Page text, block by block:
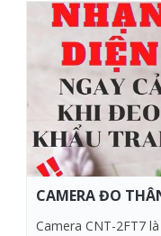
CAMERA ĐO
Camera CNT-2FT7